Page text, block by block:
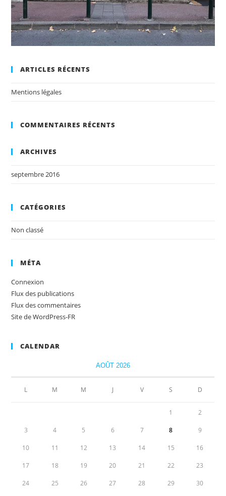
ARTICLES RÉCENTS
Mentions légales
COMMENTAIRES RÉCENTS
ARCHIVES
septembre 2016
CATÉGORIES
Non classé
MÉTA
Connexion
Flux des publications
Flux des commentaires
Site de WordPress-FR
CALENDAR
AOÛT 2026
L M M J V S D
1 2
3 4 5 6 7 8 9
10 11 12 13 14 15 16
17 18 19 20 21 22 23
24 25 26 27 28 29 30